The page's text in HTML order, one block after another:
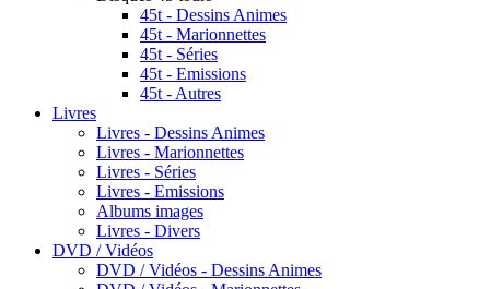
45t - Dessins Animes
45t - Marionnettes
45t - Séries
45t - Emissions
45t - Autres
Livres
Livres - Dessins Animes
Livres - Marionnettes
Livres - Séries
Livres - Emissions
Albums images
Livres - Divers
DVD / Vidéos
DVD / Vidéos - Dessins Animes